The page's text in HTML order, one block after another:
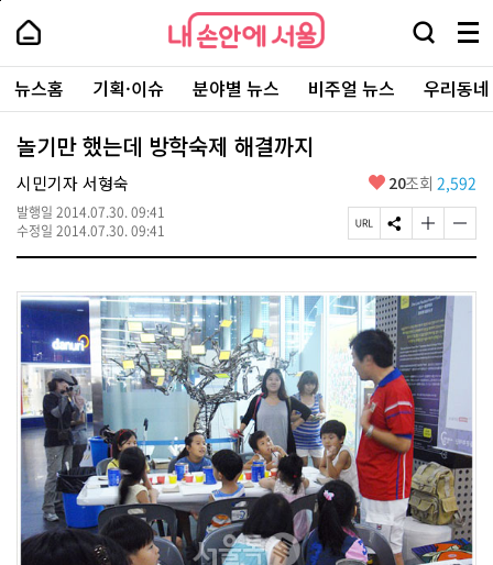
본
로
가
내
손
안
에
서
울
-
서
울
시
대
표
소
포
털
내
손
에
울
검
창
열
기
메
뉴
전
체
보
주
요
서
뉴스홈 기획·이슈 분야별 뉴스 비주얼 뉴스 우리동
놀기만 했는데 방학숙제 해결까지
시민기자 서형숙
발행일 2014.07.30. 09:41
수정일 2014.07.30. 09:41
좋
요
20조회 2,592
페
이
U
R
L
복
사
S
N
공
유
하
기
글
자
기
크
게
변
경
하
기
글
자
기
페
상
단
로